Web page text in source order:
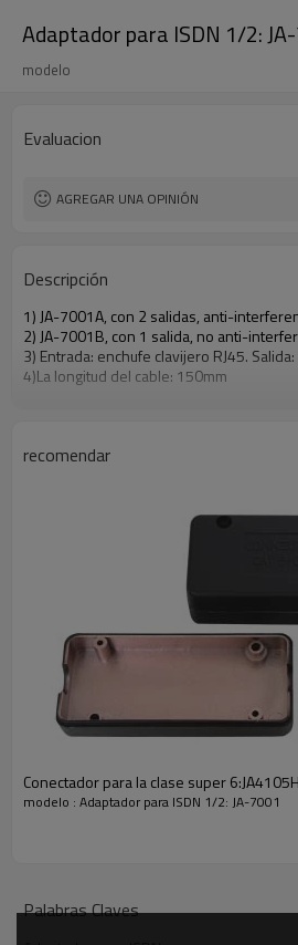
Adaptador para ISDN 1/2:
modelo
Evaluacion
AGREGAR UNA OPINIÓN
Descripción
1) JA-7001A, con 2 salidas, anti-
2) JA-7001B, con 1 salida, no anti-
3) Entrada: enchufe clavijero RJ45.
4)La longitud del cable: 150mm
recomendar
Conectador para la clase super 6:JA4105H
modelo : Adaptador para ISDN 1/2: JA-7001
Palabras Claves